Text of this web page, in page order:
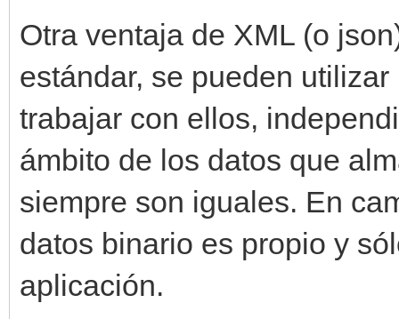
Otra ventaja de XML (o
estándar, se pueden
trabajar con ellos,
ámbito de los datos que
siempre son iguales. En
datos binario es propio y
aplicación.